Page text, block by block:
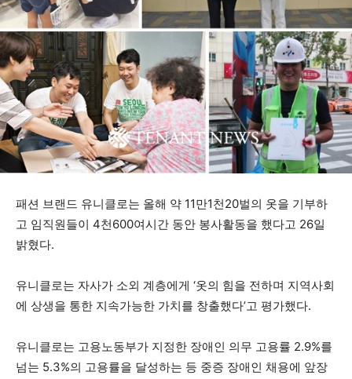
패션 브랜드 유니클로는 올해 약 11만1천20벌의 옷을 기부하
고 임직원들이 4천600여시간 동안 봉사활동을 했다고 26일
밝혔다.
유니클로는 자사가 소외 계층에게 ‘옷의 힘을 전하며 지역사회
에 상생을 통한 지속가능한 가치를 창출했다’고 평가했다.
유니클로는 고용노동부가 지정한 장애인 의무 고용률 2.9%를
넘는 5.3%의 고용률을 달성하는 등 중증 장애인 채용에 앞장